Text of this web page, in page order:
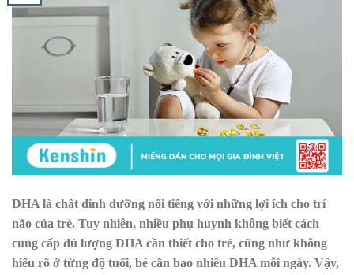
DHA là chất dinh dưỡng nổi tiếng với những lợi ích cho trí
não của trẻ. Tuy nhiên, nhiều phụ huynh không biết cách
cung cấp đủ lượng DHA cần thiết cho trẻ, cũng như không
hiểu rõ ở từng độ tuổi, bé cần bao nhiêu DHA mỗi ngày. Vậy,